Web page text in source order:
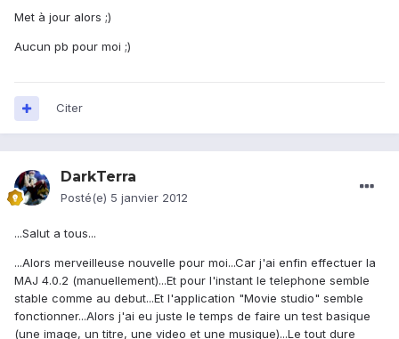
Met à jour alors ;)
Aucun pb pour moi ;)
Citer
DarkTerra
Posté(e) 5 janvier 2012
...Salut a tous...
...Alors merveilleuse nouvelle pour moi...Car j'ai enfin effectuer la
MAJ 4.0.2 (manuellement)...Et pour l'instant le telephone semble
stable comme au debut...Et l'application "Movie studio" semble
fonctionner...Alors j'ai eu juste le temps de faire un test basique
(une image, un titre, une video et une musique)...Le tout dure